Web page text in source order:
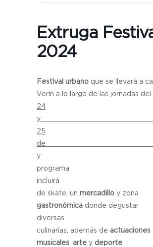
Extruga
2024
Festival urbano que se llevará a
Verín a lo largo de las jornadas del
24
y
25
de
y
programa
de skate, un mercadillo y zona
gastronómica donde degustar
diversas
culinarias, además de actuaciones
musicales arte y deporte